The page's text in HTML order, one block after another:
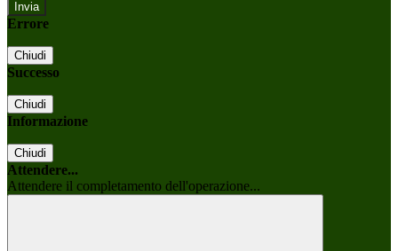
Errore
Chiudi
Successo
Chiudi
Informazione
Chiudi
Attendere...
Attendere il completamento dell'operazione...